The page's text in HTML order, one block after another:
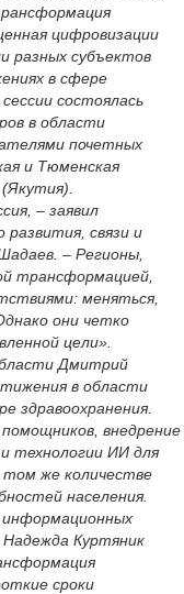
цифровизации
разных субъектов
в сфере
состоялась
в области
почетных
и Тюменская
– заявил
связи и
– Регионы,
трансформацией,
меняться,
они четко
цели».
Дмитрий
в области
здравоохранения.
внедрение
технологии ИИ для
том же количестве
населения.
информационных
Надежда Куртяник
сроки